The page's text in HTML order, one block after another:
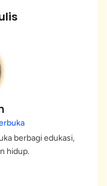
berbagi edukasi,
hidup.